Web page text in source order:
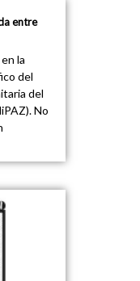
entre
la
del
del
No